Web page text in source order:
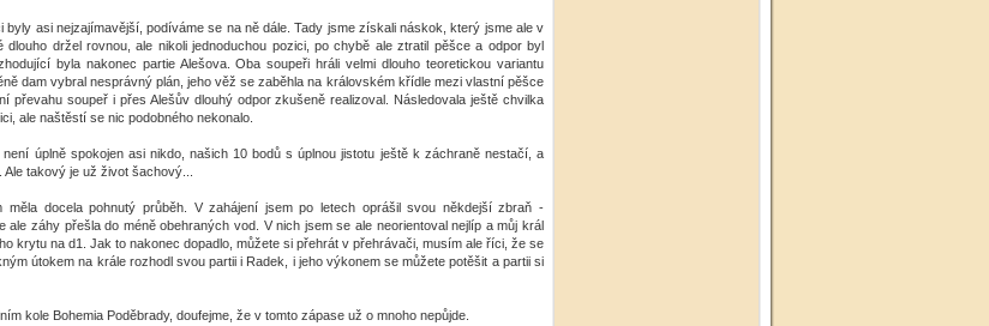
byly asi nejzajímavější, podíváme se na ně dále. Tady jsme získali náskok, který jsme ale v
dlouho držel rovnou, ale nikoli jednoduchou pozici, po chybě ale ztratil pěšce a odpor byl
byla nakonec partie Alešova. Oba soupeři hráli velmi dlouho teoretickou variantu
dam vybral nesprávný plán, jeho věž se zaběhla na královském křídle mezi vlastní pěšce
převahu soupeř i přes Alešův dlouhý odpor zkušeně realizoval. Následovala ještě chvilka
ale naštěstí se nic podobného nekonalo.
úplně spokojen asi nikdo, našich 10 bodů s úplnou jistotu ještě k záchraně nestačí, a
takový je už život šachový...
měla docela pohnutý průběh. V zahájení jsem po letech oprášil svou někdejší zbraň -
ale záhy přešla do méně obehraných vod. V nich jsem se ale neorientoval nejlíp a můj král
krytu na d1. Jak to nakonec dopadlo, můžete si přehrát v přehrávači, musím ale říci, že se
útokem na krále rozhodl svou partii i Radek, i jeho výkonem se můžete potěšit a partii si
kole Bohemia Poděbrady, doufejme, že v tomto zápase už o mnoho nepůjde.